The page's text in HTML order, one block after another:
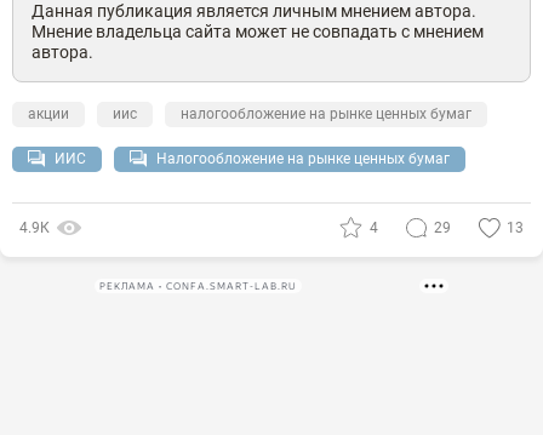
Данная публикация является личным мнением автора.
Мнение владельца сайта может не совпадать с мнением
автора.
акции иис налогообложение на рынке ценных бумаг
ИИС Налогообложение на рынке ценных бумаг
4.9К 4 29 13
РЕКЛАМА • CONFA.SMART-LAB.RU